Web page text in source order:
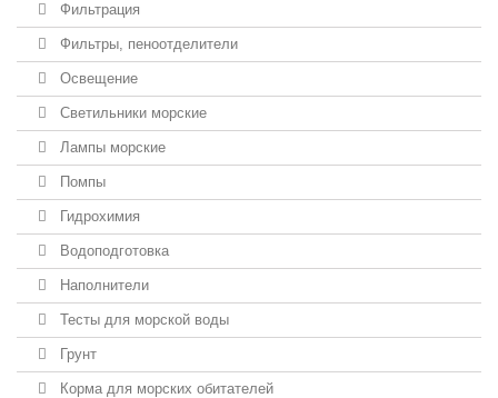
Фильтрация
Фильтры, пеноотделители
Освещение
Светильники морские
Лампы морские
Помпы
Гидрохимия
Водоподготовка
Наполнители
Тесты для морской воды
Грунт
Корма для морских обитателей